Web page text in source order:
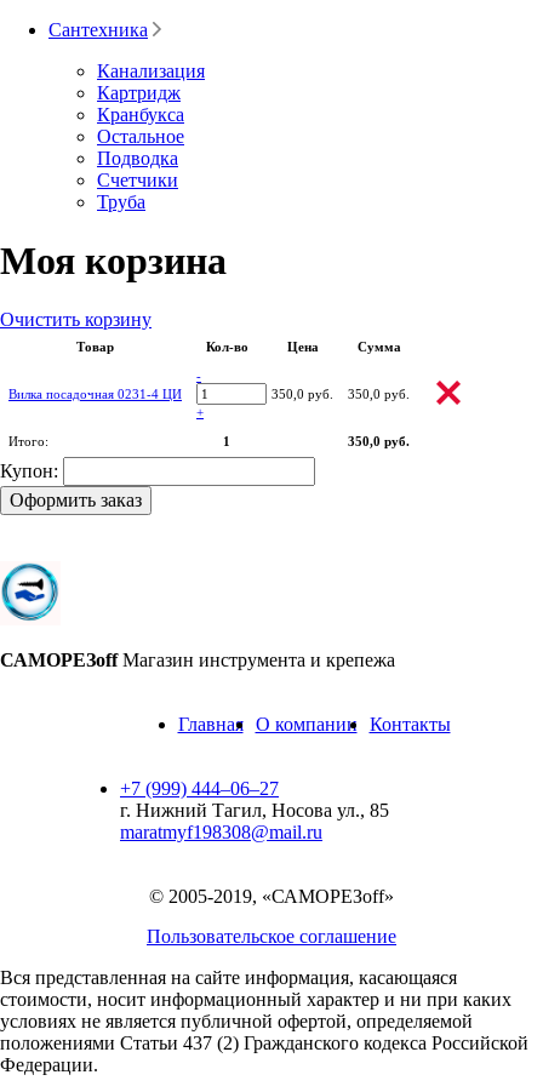
Сантехника
Канализация
Картридж
Кранбукса
Остальное
Подводка
Счетчики
Труба
Моя корзина
Очистить корзину
Товар Кол-во Цена Сумма
Вилка посадочная 0231-4 ЦИ
-
+
350,0 руб. 350,0 руб.
Итого: 1 350,0 руб.
Купон:
Оформить заказ
САМОРЕЗoff Магазин инструмента и крепежа
Главная О компании Контакты
+7 (999) 444‒06‒27
г. Нижний Тагил, Носова ул., 85
maratmyf198308@mail.ru
© 2005-2019, «САМОРЕЗoff»
Пользовательское соглашение
Вся представленная на сайте информация, касающаяся
стоимости, носит информационный характер и ни при каких
условиях не является публичной офертой, определяемой
положениями Статьи 437 (2) Гражданского кодекса Российской
Федерации.